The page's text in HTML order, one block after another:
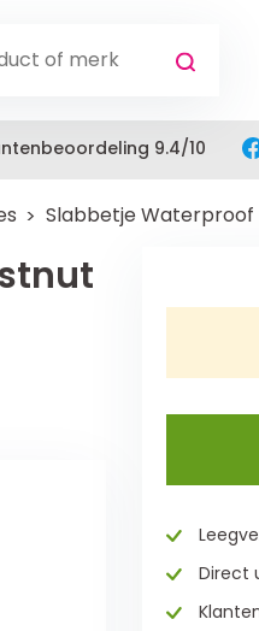
9.4/10
Slabbetje
Direct